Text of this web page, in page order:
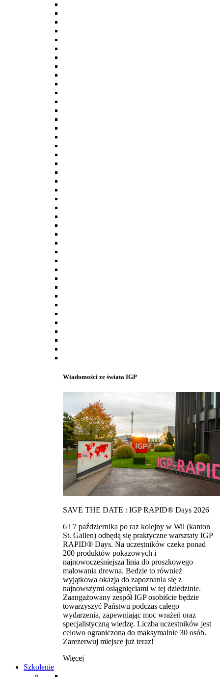
Wiadomości ze świata IGP
SAVE THE DATE : IGP RAPID® Days 2026
6 i 7 października po raz kolejny w Wil (kanton
St. Gallen) odbędą się praktyczne warsztaty IGP
RAPID® Days. Na uczestników czeka ponad
200 produktów pokazowych i
najnowocześniejsza linia do proszkowego
malowania drewna. Bedzie to również
wyjątkowa okazja do zapoznania się z
najnowszymi osiągnięciami w tej dziedzinie.
Zaangażowany zespół IGP osobiście będzie
towarzyszyć Państwu podczas całego
wydarzenia, zapewniając moc wrażeń oraz
specjalistyczną wiedzę. Liczba uczestników jest
celowo ograniczona do maksymalnie 30 osób.
Zarezerwuj miejsce już teraz!
Więcej
Szkolenie